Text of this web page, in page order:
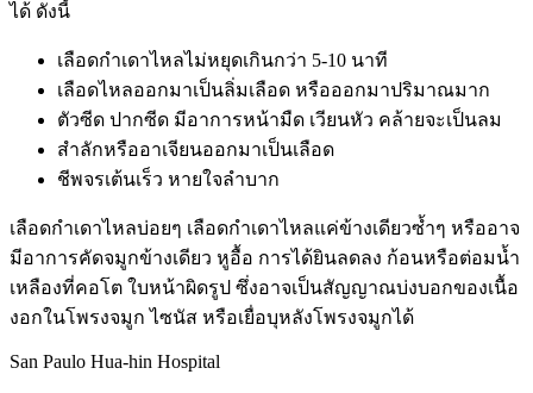
ได้ ดังนี้
เลือดกำเดาไหลไม่หยุดเกินกว่า 5-10 นาที
เลือดไหลออกมาเป็นลิ่มเลือด หรือออกมาปริมาณมาก
ตัวซีด ปากซีด มีอาการหน้ามืด เวียนหัว คล้ายจะเป็นลม
สำลักหรืออาเจียนออกมาเป็นเลือด
ชีพจรเต้นเร็ว หายใจลำบาก
เลือดกำเดาไหลบ่อยๆ เลือดกำเดาไหลแค่ข้างเดียวซ้ำๆ หรืออาจ
มีอาการคัดจมูกข้างเดียว หูอื้อ การได้ยินลดลง ก้อนหรือต่อมน้ำ
เหลืองที่คอโต ใบหน้าผิดรูป ซึ่งอาจเป็นสัญญาณบ่งบอกของเนื้อ
งอกในโพรงจมูก ไซนัส หรือเยื่อบุหลังโพรงจมูกได้
San Paulo Hua-hin Hospital